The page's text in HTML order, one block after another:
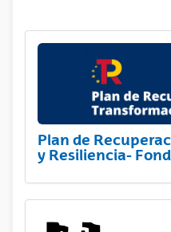
Plan de
y Resiliencia-